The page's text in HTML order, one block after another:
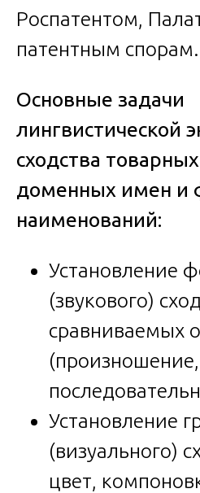
Роспатентом,
патентным спорам.
Основные задачи
лингвистической
сходства
доменных имен и
наименований:
Установление
(звукового)
сравниваемых
Установление
(визуального)
цвет,